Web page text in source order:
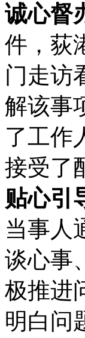
诚心督
件，荻
门走访
解该事
了工作
接受了
贴心引
当事人
谈心事
极推进
明白问